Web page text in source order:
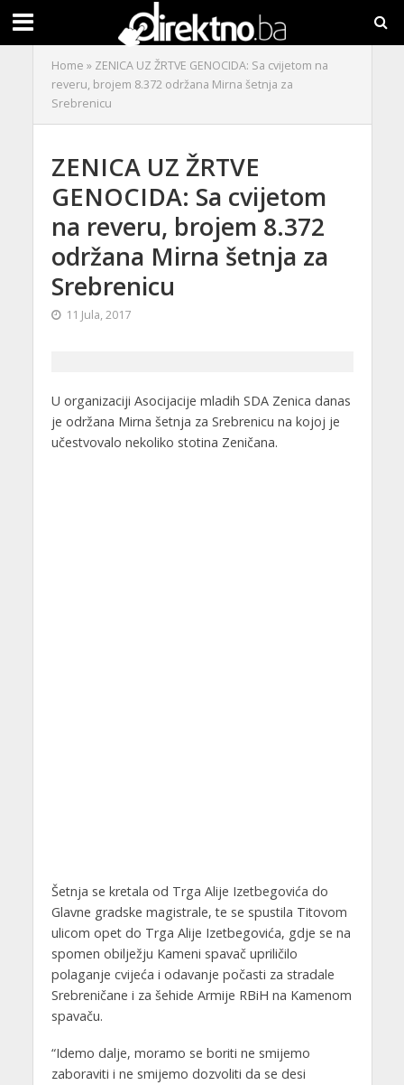
Home » ZENICA UZ ŽRTVE GENOCIDA: Sa cvijetom na
reveru, brojem 8.372 održana Mirna šetnja za
Srebrenicu
ZENICA UZ ŽRTVE
GENOCIDA: Sa cvijetom
na reveru, brojem 8.372
održana Mirna šetnja za
Srebrenicu
11 Jula, 2017
U organizaciji Asocijacije mladih SDA Zenica danas
je održana Mirna šetnja za Srebrenicu na kojoj je
učestvovalo nekoliko stotina Zeničana.
Šetnja se kretala od Trga Alije Izetbegovića do
Glavne gradske magistrale, te se spustila Titovom
ulicom opet do Trga Alije Izetbegovića, gdje se na
spomen obilježju Kameni spavač upriličilo
polaganje cvijeća i odavanje počasti za stradale
Srebreničane i za šehide Armije RBiH na Kamenom
spavaču.
“Idemo dalje, moramo se boriti ne smijemo
zaboraviti i ne smijemo dozvoliti da se desi